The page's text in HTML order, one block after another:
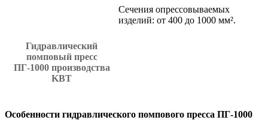
Гидравлический
помповый пресс
ПГ-1000 производства
KBT
Cечения опрессовываемых
изделий: от 400 до 1000 мм².
Особенности гидравлического помпового пресса ПГ-1000